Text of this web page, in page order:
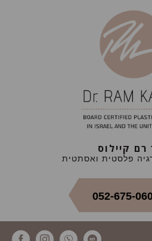
רם קיילוס
פלסטית ואסתטית
052-675-